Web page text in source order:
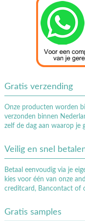
Gratis verzending
Onze producten worden
verzonden binnen
zelf de dag aan waarop je
Veilig en snel
Betaal eenvoudig via je
kies voor één van onze
creditcard, Bancontact of
Gratis samples